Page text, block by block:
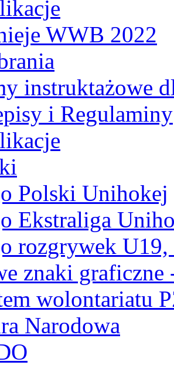
WWB 2022
instruktażowe
i Regulaminy
Polski Unihokej
Ekstraliga
rozgrywek
znaki graficzne
wolontariatu
Narodowa